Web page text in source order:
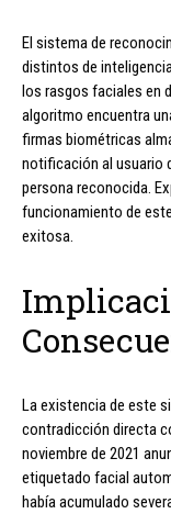
El sistema de
distintos de
los rasgos faciales en
algoritmo encuentra
firmas biométricas
notificación al usuario
persona reconocida.
funcionamiento de
exitosa.
La existencia de este
contradicción directa
noviembre de 2021
etiquetado facial
había acumulado